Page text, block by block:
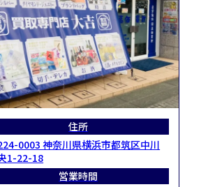
住所
0003 神奈川県横浜市都筑区中川
1-22-18
営業時間